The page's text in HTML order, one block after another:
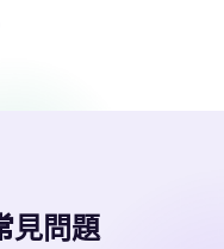
見問題